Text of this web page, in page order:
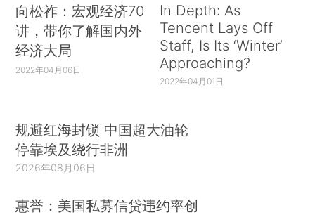
向松祚：宏观经济70
讲，带你了解国内外
经济大局
2022年04月06日
In Depth: As
Tencent Lays Off
Staff, Is Its ‘Winter’
Approaching?
2022年04月01日
规避红海封锁 中国超大油轮
停靠埃及绕行非洲
2026年08月06日
惠誉：美国私募信贷违约率创